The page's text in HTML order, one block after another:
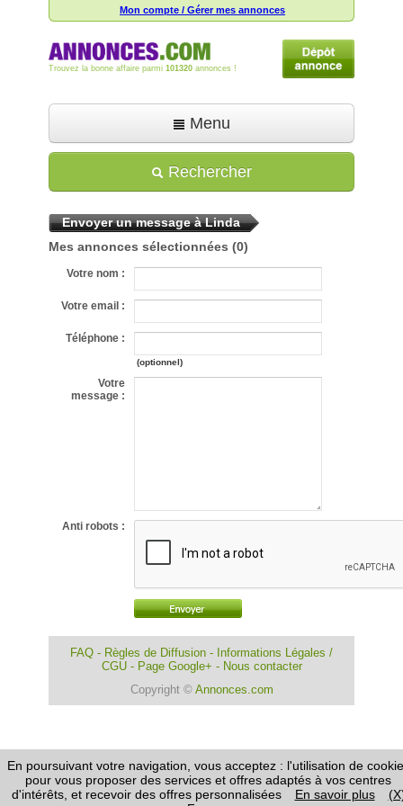
Mon compte / Gérer mes annonces
Trouvez la bonne affaire parmi 101320 annonces !
Menu
Déposer une annonce
Toutes les annonces
Aide
Rechercher
Envoyer un message à Linda
Mes annonces sélectionnées (0)
Votre nom :
Votre email :
Téléphone :
(optionnel)
Votre
message :
Anti robots :
FAQ - Règles de Diffusion - Informations Légales /
CGU- Page Google+ - Nous contacter
Copyright © Annonces.com
En poursuivant votre navigation, vous acceptez : l'utilisation de
pour vous proposer des services et offres adaptés à vos centres
d'intérêts, et recevoir des offres personnalisées
En savoir plus